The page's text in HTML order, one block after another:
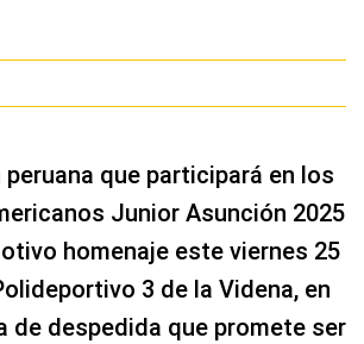
que participará en los
Junior Asunción 2025
homenaje este viernes 25
3 de la Videna, en
de despedida que promete ser